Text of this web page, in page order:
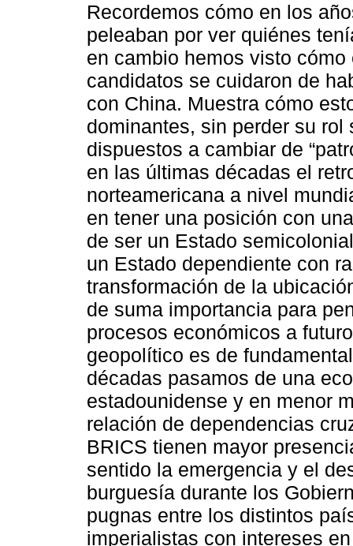
Recordemos cómo en los
peleaban por ver quiénes
en cambio hemos visto
candidatos se cuidaron de
con China. Muestra cómo
dominantes, sin perder su
dispuestos a cambiar de
en las últimas décadas el
norteamericana a nivel
en tener una posición con
de ser un Estado
un Estado dependiente con
transformación de la
de suma importancia para
procesos económicos a
geopolítico es de
décadas pasamos de una
estadounidense y en menor
relación de dependencias
BRICS tienen mayor
sentido la emergencia y el
burguesía durante los
pugnas entre los distintos
imperialistas con intereses